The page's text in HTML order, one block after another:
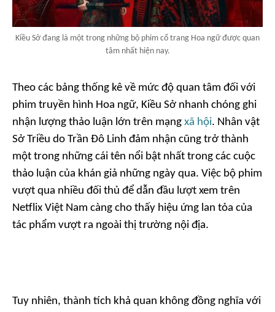
Kiều Sở đang là một trong những bộ phim cổ trang Hoa ngữ được quan
tâm nhất hiện nay.
Theo các bảng thống kê về mức độ quan tâm đối với
phim truyền hình Hoa ngữ, Kiều Sở nhanh chóng ghi
nhận lượng thảo luận lớn trên mạng xã hội. Nhân vật
Sở Triều do Trần Đô Linh đảm nhận cũng trở thành
một trong những cái tên nổi bật nhất trong các cuộc
thảo luận của khán giả những ngày qua. Việc bộ phim
vượt qua nhiều đối thủ để dẫn đầu lượt xem trên
Netflix Việt Nam càng cho thấy hiệu ứng lan tỏa của
tác phẩm vượt ra ngoài thị trường nội địa.
Tuy nhiên, thành tích khả quan không đồng nghĩa với